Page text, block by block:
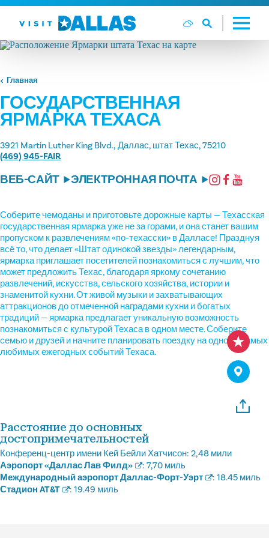
Перейти к содержанию
Главная
ГОСУДАРСТВЕННАЯ
ЯРМАРКА ТЕХАСА
3921 Martin Luther King Blvd. Даллас, штат Техас, 75210
(469) 945-FAIR
ВЕБ-САЙТ ЭЛЕКТРОННАЯ ПОЧТА
Соберите чемоданы и приготовьте дорожные карты — Техасская
государственная ярмарка уже не за горами, и она станет вашим
пропуском к развлечениям «по-техасски» в Далласе! Празднуя
всё то, что делает «Штат одинокой звезды» легендарным,
ярмарка приглашает посетителей познакомиться с лучшим, что
может предложить Техас, благодаря яркому сочетанию
развлечений, искусства, сельского хозяйства, истории и
знаменитой кухни. От живой музыки и захватывающих
аттракционов до отмеченной наградами кухни и богатых
традиций — ярмарка предлагает уникальную возможность
познакомиться с культурой Техаса в одном месте. Соберите
семью и друзей и начните планировать поездку на одно из самых
любимых ежегодных событий Техаса.
Расстояние до основных
достопримечательностей
Конференц-центр имени Кей Бейли Хатчисон: 2,48 мили
Аэропорт «Даллас Лав Филд»
: 7,70 миль
Международный аэропорт Даллас-Форт-Уэрт
: 18.45 миль
Стадион AT&T
: 19.49 миль